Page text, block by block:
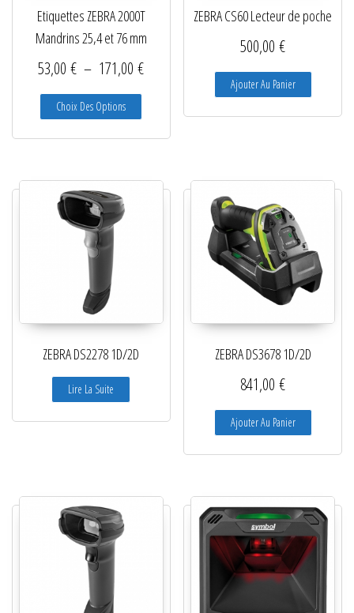
Etiquettes ZEBRA 2000T
Mandrins 25,4 et 76 mm
53,00€ – 171,00€Plage de prix : 53,00 € à 171,00 €
Choix Des Options Ce produit a plusieurs variations. Les options
ZEBRA CS60 Lecteur de poche
500,00€
Ajouter Au Panier
ZEBRA DS2278 1D/2D
Lire La Suite
ZEBRA DS3678 1D/2D
841,00€
Ajouter Au Panier